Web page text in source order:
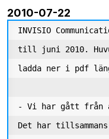
2010-07-22
INVISIO
till juni 2010.
ladda ner i pdf
- Vi har gått från
Det har